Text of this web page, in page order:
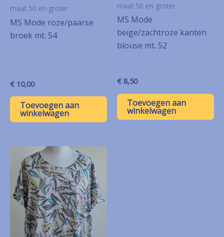
maat 50 en groter
MS Mode roze/paarse
broek mt. 54
€ 10,00
Toevoegen aan
winkelwagen
maat 50 en groter
MS Mode
beige/zachtroze kanten
blouse mt. 52
€ 8,50
Toevoegen aan
winkelwagen